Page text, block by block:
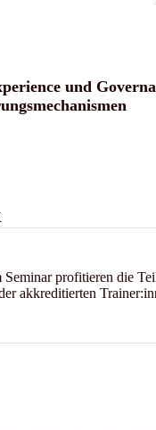
und
Seminar profitieren die
akkreditierten